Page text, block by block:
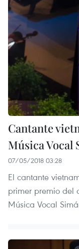
Cantante
Música Vocal
07/05/2018 03:28
El cantante
primer premio del
Música Vocal